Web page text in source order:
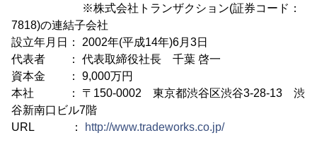
※株式会社トランザクション(証券コード：
7818)の連結子会社
設立年月日： 2002年(平成14年)6月3日
代表者 ： 代表取締役社長 千葉 啓一
資本金 ： 9,000万円
本社 ： 〒150-0002 東京都渋谷区渋谷3-28-13 渋
谷新南口ビル7階
URL ：
http://www.tradeworks.co.jp/